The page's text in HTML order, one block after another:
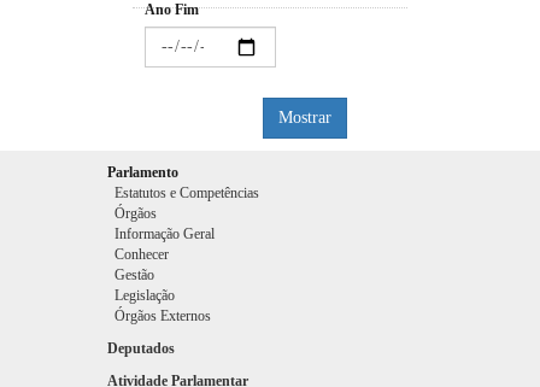
Ano Fim
Mostrar
Parlamento
Estatutos e Competências
Órgãos
Informação Geral
Conhecer
Gestão
Legislação
Órgãos Externos
Deputados
Atividade Parlamentar